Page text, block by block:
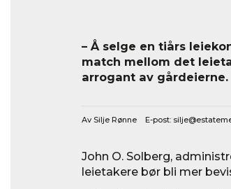
– Å selge en tiårs
match mellom det
arrogant av gårdeierne.
Av Silje Rønne E-post:
John O. Solberg,
leietakere bør bli mer